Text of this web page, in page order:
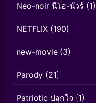
Neo-noir นีโอ-นัวร์ (1)
NETFLIX (190)
new-movie (3)
Parody (21)
Patriotic ปลุกใจ (1)